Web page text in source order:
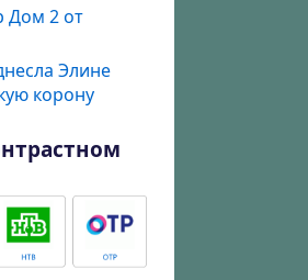
Дом 2 от
Элине
корону